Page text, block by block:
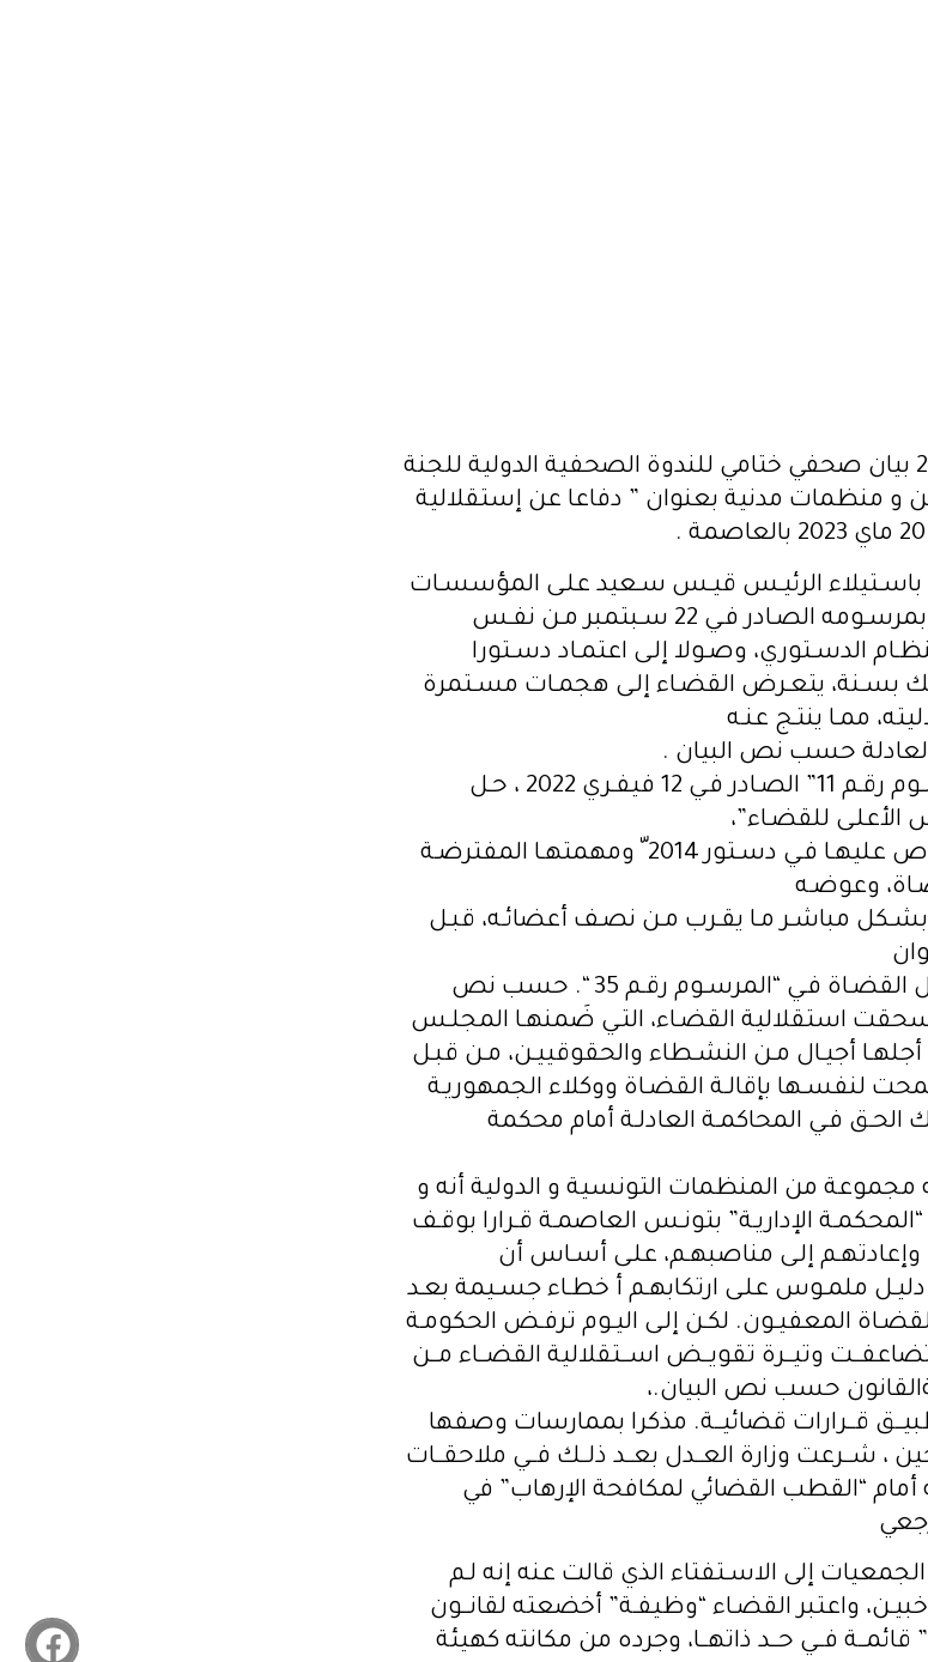
صدر اليوم الأحد 21 ماي 2023 بيان صحفي ختامي للندوة الصحفية الدولية للجنة
و منظمات مدنية بعنوان ” دفاعا عن إستقلالية
باسـتيلاء الرئيـس قيـس سـعيد علـى المؤسسـات
يـوم 25 جويليـة ،2021 مـرورا بمرسـومه الصـادر فـي 22 سـبتمبر مـن نفـس
الدسـتوري، وصـولا إلـى اعتمـاد دسـتورا
بسـنة، يتعـرض القضـاء إلـى هجمـات مسـتمرة
ممـا ينتـج عنـه
حسب نص البيان .
و أضاف أنه بموجـب “المرسـوم رقـم 11” الصـادر فـي 12 فيفـري 2022 ، حـل
للقضـاء”،
وهـو هيئـة منتخبـة ومنصـوص عليهـا فـي دسـتور 2014 ّ ومهمتهـا المفترضـة
وعوضـه
مباشـر مـا يقـرب مـن نصـف أعضائـه، قبـل
2022 مانحـا لنفسـه حـق عـزل القضـاة فـي “المرسـوم رقـم 35 “. حسب نص
سحقت استقلالية القضـاء، التـي ضَمنهـا المجلـس
أجيـال مـن النشـطاء والحقوقييـن، مـن قبـل
لنفسـها بإقالـة القضـاة ووكلاء الجمهوريـة
الحـق فـي المحاكمـة العادلـة أمام محكمة
مجموعة من المنظمات التونسية و الدولية أنه و
رئيـس “المحكمـة الإداريـة” بتونـس العاصمـة قـرارا بوقـف
إعفـاء 49 قاضيا وإعادتهـم إلـى مناصبهـم، علـى أسـاس أن
دليـل ملمـوس علـى ارتكابهـم أ خطـاء جسـيمة بعـد
المعفيـون. لكـن إلـى اليـوم ترفـض الحكومـة
تضاعفــت وتيــرة تقويــض اســتقلالية القضــاء مــن
حسب نص البيان.،
قــرارات قضائيــة. مذكرا بممارسات وصفها
حين ، شــرعت وزارة العــدل بعــد ذلــك فــي ملاحقــات
“القطب القضائي لمكافحة الإرهاب” في
إلى الاسـتفتاء الذي قالت عنه إنه لـم
واعتبر القضـاء “وظيفـة” أخضعته لقانــون
فــي حــد ذاتهــا، وجرده من مكانته كهيئة